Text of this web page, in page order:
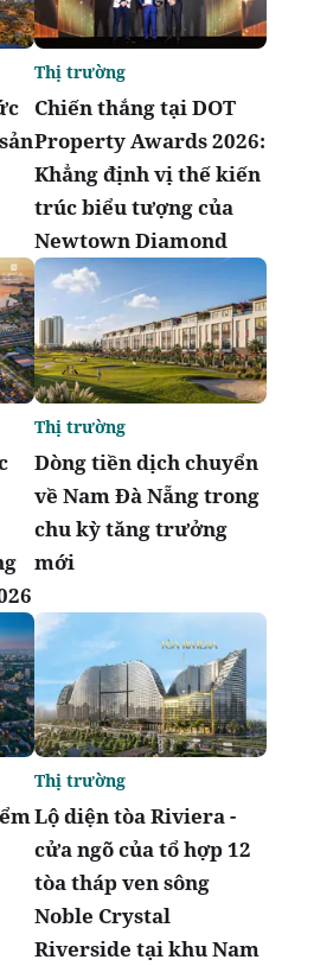
Chiến thắng tại DOT
Property Awards 2026:
Khẳng định vị thế kiến
trúc biểu tượng của
Newtown Diamond
Thị trường
Dòng tiền dịch chuyển
về Nam Đà Nẵng trong
chu kỳ tăng trưởng
mới
Thị trường
Lộ diện tòa Riviera -
cửa ngõ của tổ hợp 12
tòa tháp ven sông
Noble Crystal
Riverside tại khu Nam
Thị trường